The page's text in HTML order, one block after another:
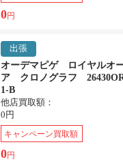
0円
出張
オーデマピゲ ロイヤルオ
ア クロノグラフ
1-B
他店買取額：
0円
キャンペーン買取額
0円